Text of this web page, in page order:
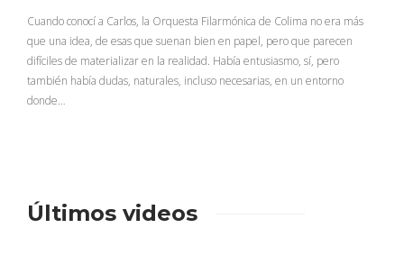
Cuando conocí a Carlos, la Orquesta Filarmónica de Colima no era más
que una idea, de esas que suenan bien en papel, pero que parecen
difíciles de materializar en la realidad. Había entusiasmo, sí, pero
también había dudas, naturales, incluso necesarias, en un entorno
donde…
Últimos videos